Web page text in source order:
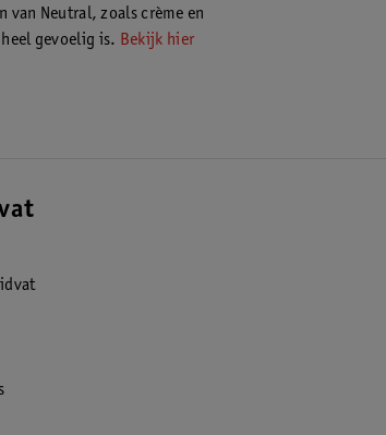
van Neutral, zoals crème en
gevoelig is. Bekijk hier